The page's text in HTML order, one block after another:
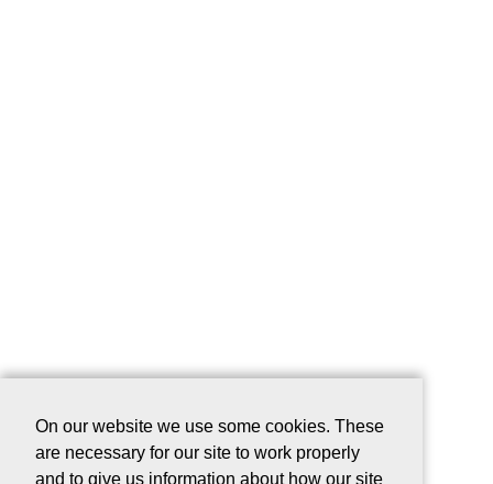
On our website we use some cookies. These
are necessary for our site to work properly
and to give us information about how our site